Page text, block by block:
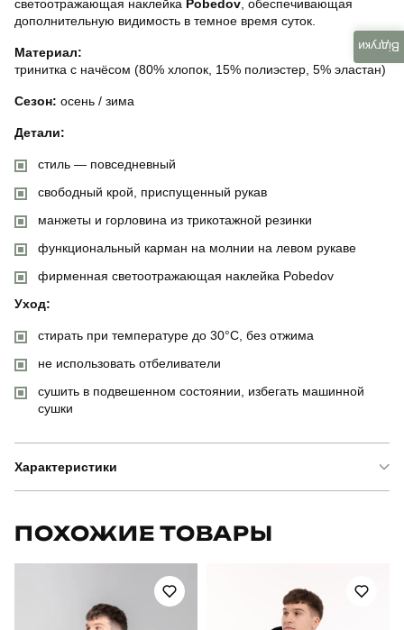
светоотражающая наклейка Pobedov , обеспечивающая
дополнительную видимость в темное время суток.
Материал:
тринитка с начёсом (80% хлопок, 15% полиэстер, 5% эластан)
Сезон: осень / зима
Детали:
стиль — повседневный
свободный крой, приспущенный рукав
манжеты и горловина из трикотажной резинки
функциональный карман на молнии на левом рукаве
фирменная светоотражающая наклейка Pobedov
Уход:
стирать при температуре до 30°C, без отжима
не использовать отбеливатели
сушить в подвешенном состоянии, избегать машинной
сушки
Характеристики
BLss28722XLba
ПОХОЖИЕ ТОВАРЫ
Відгуки